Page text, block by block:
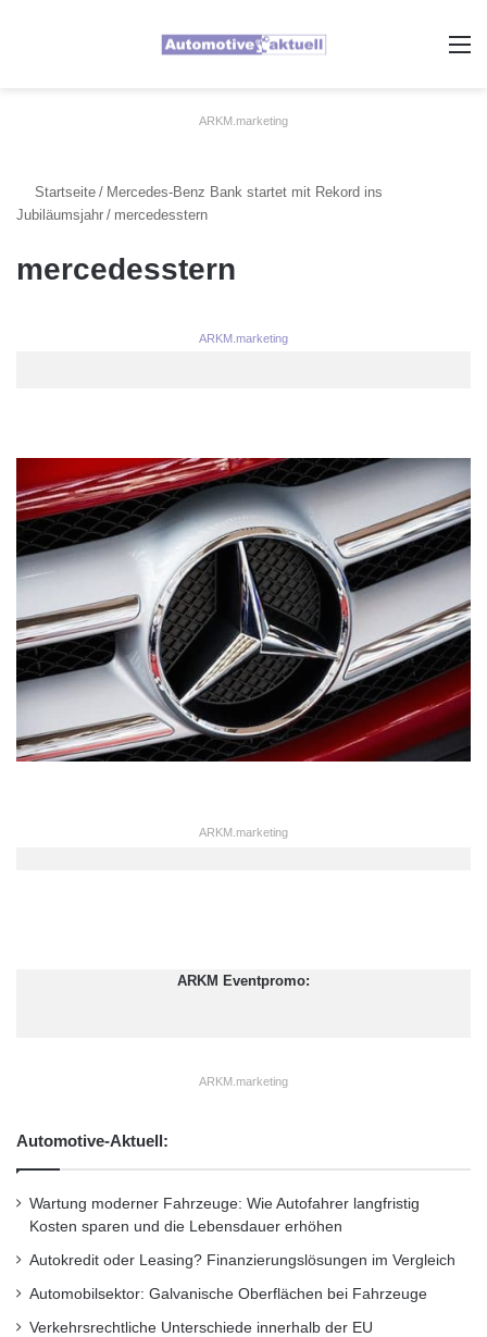
ARKM.marketing
Startseite / Mercedes-Benz Bank startet mit Rekord ins
Jubiläumsjahr / mercedesstern
mercedesstern
ARKM.marketing
ARKM.marketing
ARKM Eventpromo:
ARKM.marketing
Automotive-Aktuell:
Wartung moderner Fahrzeuge: Wie Autofahrer langfristig
Kosten sparen und die Lebensdauer erhöhen
Autokredit oder Leasing? Finanzierungslösungen im Vergleich
Automobilsektor: Galvanische Oberflächen bei Fahrzeuge
Verkehrsrechtliche Unterschiede innerhalb der EU